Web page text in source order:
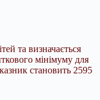
та визначається
мінімуму для
становить 2595